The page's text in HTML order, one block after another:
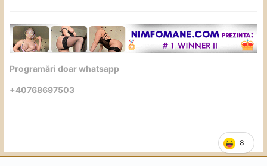
8
Programări doar whatsapp
+40768697503